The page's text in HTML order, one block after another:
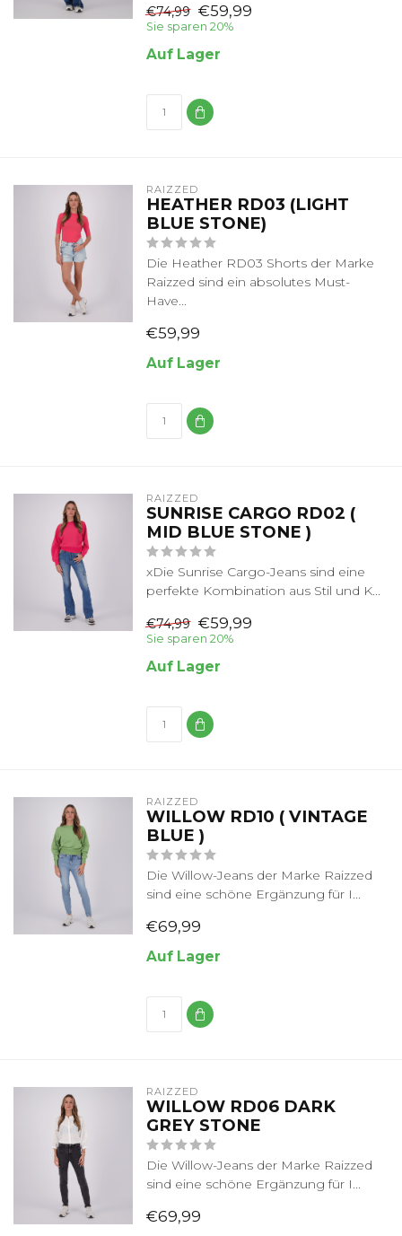
€74,99 €59,99
Sie sparen 20%
Auf Lager
RAIZZED
HEATHER RD03 (LIGHT
BLUE STONE)
Die Heather RD03 Shorts der Marke
Raizzed sind ein absolutes Must-
Have...
€59,99
Auf Lager
RAIZZED
SUNRISE CARGO RD02 (
MID BLUE STONE )
xDie Sunrise Cargo-Jeans sind eine
perfekte Kombination aus Stil und K...
€74,99 €59,99
Sie sparen 20%
Auf Lager
RAIZZED
WILLOW RD10 ( VINTAGE
BLUE )
Die Willow-Jeans der Marke Raizzed
sind eine schöne Ergänzung für I...
€69,99
Auf Lager
RAIZZED
WILLOW RD06 DARK
GREY STONE
Die Willow-Jeans der Marke Raizzed
sind eine schöne Ergänzung für I...
€69,99